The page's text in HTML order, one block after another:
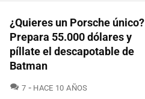
¿Quieres un Porsche único?
Prepara 55.000 dólares y
píllate el descapotable de
Batman
7 COMENTARIOS
HACE 10 AÑOS